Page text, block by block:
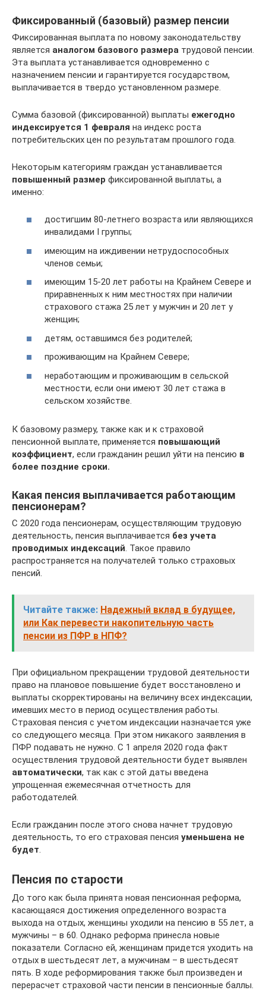
Фиксированный (базовый) размер пенсии
Фиксированная выплата по новому законодательству
является аналогом базового размера трудовой пенсии.
Эта выплата устанавливается одновременно с
назначением пенсии и гарантируется государством,
выплачивается в твердо установленном размере.
Сумма базовой (фиксированной) выплаты ежегодно
индексируется 1 февраля на индекс роста
потребительских цен по результатам прошлого года.
Некоторым категориям граждан устанавливается
повышенный размер фиксированной выплаты, а
именно:
достигшим 80-летнего возраста или являющихся
инвалидами I группы;
имеющим на иждивении нетрудоспособных
членов семьи;
имеющим 15-20 лет работы на Крайнем Севере и
приравненных к ним местностях при наличии
страхового стажа 25 лет у мужчин и 20 лет у
женщин;
детям, оставшимся без родителей;
проживающим на Крайнем Севере;
неработающим и проживающим в сельской
местности, если они имеют 30 лет стажа в
сельском хозяйстве.
К базовому размеру, также как и к страховой
пенсионной выплате, применяется повышающий
коэффициент, если гражданин решил уйти на пенсию в
более поздние сроки.
Какая пенсия выплачивается работающим
пенсионерам?
С 2020 года пенсионерам, осуществляющим трудовую
деятельность, пенсия выплачивается без учета
проводимых индексаций . Такое правило
распространяется на получателей только страховых
пенсий.
Читайте также: Надежный вклад в будущее,
или Как перевести накопительную часть
пенсии из ПФР в НПФ?
При официальном прекращении трудовой деятельности
право на плановое повышение будет восстановлено и
выплаты скорректированы на величину всех индексации,
имевших место в период осуществления работы.
Страховая пенсия с учетом индексации назначается уже
со следующего месяца. При этом никакого заявления в
ПФР подавать не нужно. С 1 апреля 2020 года факт
осуществления трудовой деятельности будет выявлен
автоматически, так как с этой даты введена
упрощенная ежемесячная отчетность для
работодателей.
Если гражданин после этого снова начнет трудовую
деятельность, то его страховая пенсия уменьшена не
будет
Пенсия по старости
До того как была принята новая пенсионная реформа,
касающаяся достижения определенного возраста
выхода на отдых, женщины уходили на пенсию в 55 лет, а
мужчины – в 60. Однако реформа принесла новые
показатели. Согласно ей, женщинам придется уходить на
отдых в шестьдесят лет, а мужчинам – в шестьдесят
пять. В ходе реформирования также был произведен и
перерасчет страховой части пенсии в пенсионные баллы.